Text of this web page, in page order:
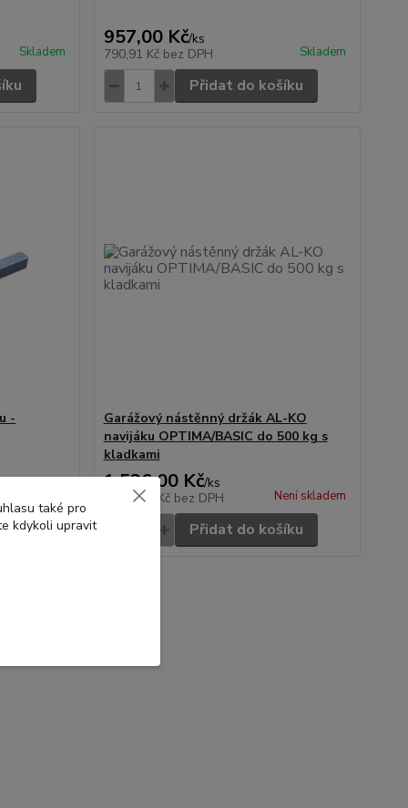
Skladem
957,00 Kč/ks
790,91 Kč bez DPH Skladem
Přidat do košíku
-
Garážový nástěnný držák AL-KO
navijáku OPTIMA/BASIC do 500 kg s
kladkami
1 526,00 Kč/ks
1 261,16 Kč bez DPH Není skladem
Přidat do košíku
také pro
kdykoli upravit